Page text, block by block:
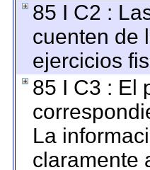
85 I C2 :
cuenten de
ejercicios
85 I C3 : El
La
claramente